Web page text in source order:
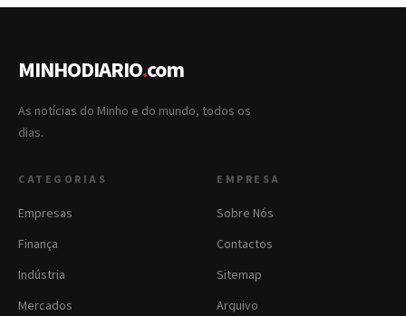
MINHODIARIO.com
As notícias do Minho e do mundo, todos os
dias.
CATEGORIAS
Empresas
Finança
Indústria
Mercados
EMPRESA
Sobre Nós
Contactos
Sitemap
Arquivo